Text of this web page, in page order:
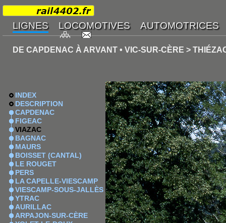
DE CAPDENAC À ARVANT • VIC-SUR-CÈRE >
INDEX
DESCRIPTION
CAPDENAC
FIGEAC
VIAZAC
BAGNAC
MAURS
BOISSET (CANTAL)
LE ROUGET
PERS
LA CAPELLE-VIESCAMP
VIESCAMP-SOUS-JALLÈS
YTRAC
AURILLAC
ARPAJON-SUR-CÈRE